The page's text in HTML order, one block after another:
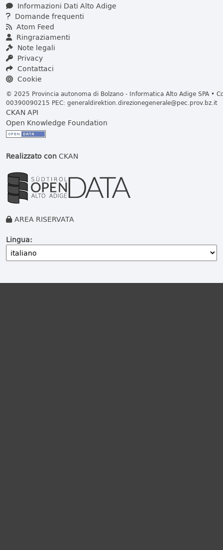
Informazioni Dati Alto Adige
Domande frequenti
Atom Feed
Ringraziamenti
Note legali
Privacy
Contattaci
Cookie
© 2025 Provincia autonoma di Bolzano - Informatica Alto Adige SPA •
00390090215 PEC: generaldirektion.direzionegenerale@pec.prov.bz.it
CKAN API
Open Knowledge Foundation
Realizzato conCKAN
AREA RISERVATA
Lingua